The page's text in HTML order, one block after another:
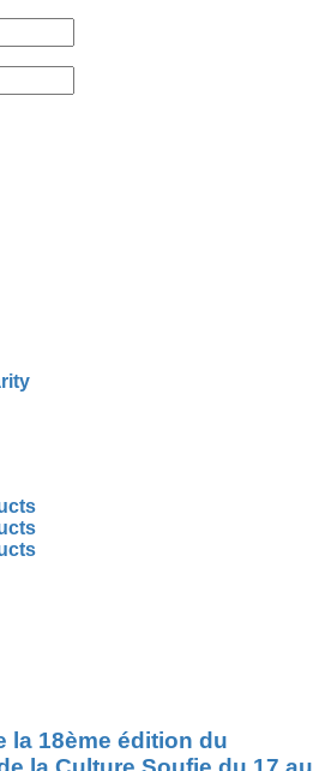
la 18ème édition du